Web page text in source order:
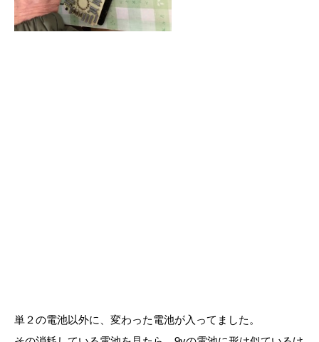
単２の電池以外に、変わった電池が入ってました。